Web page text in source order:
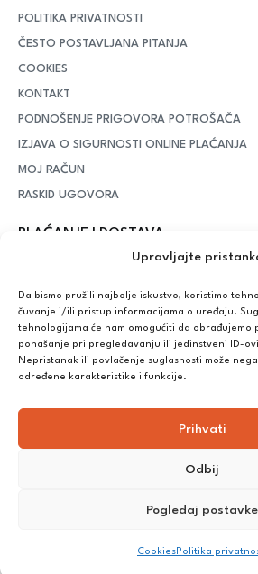
Upravljajte
Da bismo pružili najbolje iskustvo, koristimo
čuvanje i/ili pristup informacijama o uređaju.
tehnologijama će nam omogućiti da obrađujemo
ponašanje pri pregledavanju ili jedinstveni ID-
Nepristanak ili povlačenje suglasnosti može
određene karakteristike i funkcije.
Prihvati
Odbij
Pogledaj postavke
CookiesPolitika
POLITIKA PRIVATNOSTI
ČESTO POSTAVLJANA PITANJA
COOKIES
KONTAKT
PODNOŠENJE PRIGOVORA POTROŠAČA
IZJAVA O SIGURNOSTI ONLINE PLAĆANJA
MOJ RAČUN
RASKID UGOVORA
PLAĆANJE I DOSTAVA
– iznad potrošenih 55
Plaćanje:
Bankovna transakcija, plaćanje prilikom
d.o.o.